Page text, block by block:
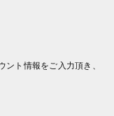
ト情報をご入力頂き、